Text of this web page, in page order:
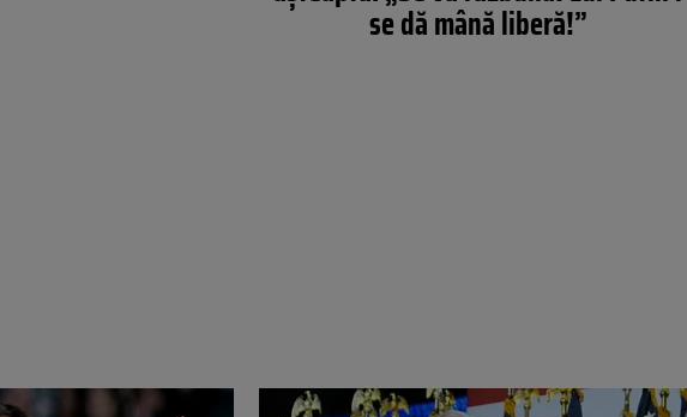
se dă mână liberă!”